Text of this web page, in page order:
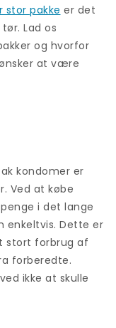
stor pakke er det
Lad os
og hvorfor
at være
kondomer er
Ved at købe
i det lange
enkeltvis. Dette er
stort forbrug af
forberedte.
ikke at skulle